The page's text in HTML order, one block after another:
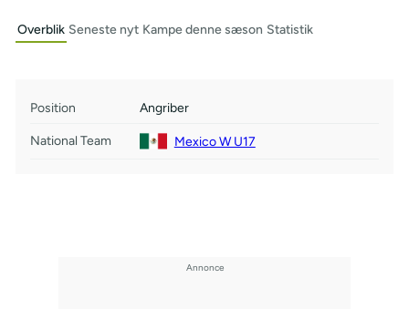
Overblik Seneste nyt Kampe denne sæson Statistik
Position Angriber
National Team Mexico W U17